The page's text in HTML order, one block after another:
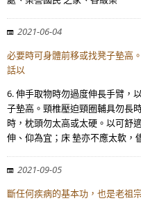
2021-06-04
必要時可身體前移或找凳子墊高
話以
6. 伸手取物時勿過度伸長手臂，
子墊高。頸椎壓迫頸圈輔具勿長
時，枕頭勿太高或太硬。以可舒
伸、仰為宜；床 墊亦不應太軟，
2021-09-05
斷任何疾病的基本功，也是老祖